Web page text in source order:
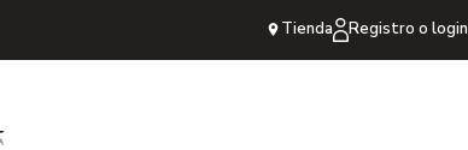
Tienda Registro o login